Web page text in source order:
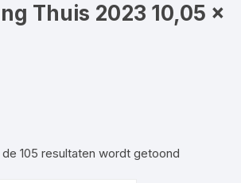
Thuis 2023 10,05 x
de 105 resultaten wordt getoond